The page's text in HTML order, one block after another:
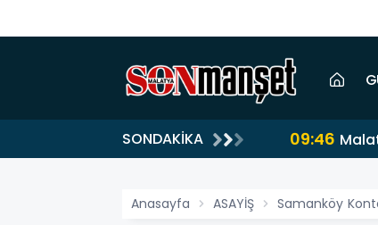
SONDAKİKA 09:46
Anasayfa ASAYİŞ Samanköy